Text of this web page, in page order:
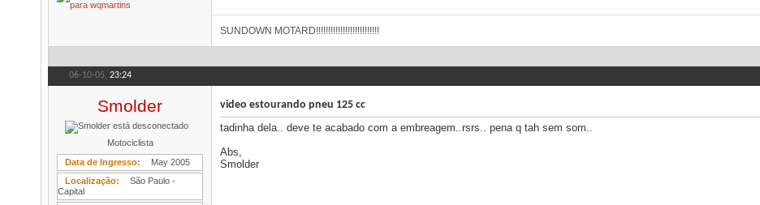
SUNDOWN MOTARD!!!!!!!!!!!!!!!!!!!!!!!!!!
06-10-05, 23:24
Smolder
Motociclista
Data de Ingresso
May 2005
Localização
São Paulo -
Capital
video estourando pneu 125 cc
tadinha dela.. deve te acabado com a embreagem..rsrs.. pena q tah sem som..
Abs,
Smolder